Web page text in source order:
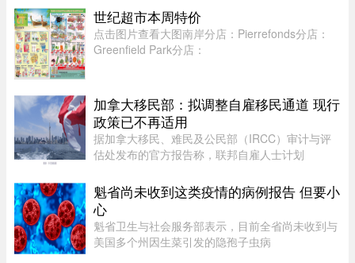
魁北克行政法庭获得的文件，学校 ...
世纪超市本周特价
点击图片查看大图南岸分店：Pierrefonds分店：
Greenfield Park分店：
加拿大移民部：拟调整自雇移民通道 现行
政策已不再适用
据加拿大移民、难民及公民部（IRCC）审计与评
估处发布的官方报告称，联邦自雇人士计划
处理周期的困扰，主要原因是该计划“项目目标不
明确，资格标准过于宽泛”。SEPP 是 ...
魁省尚未收到这类疫情的病例报告 但要小
心
魁省卫生与社会服务部表示，目前全省尚未收到与
美国多个州因生菜引发的隐孢子虫病